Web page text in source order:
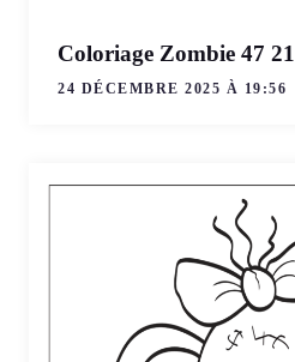
Coloriage Zombie 47 21
24 DÉCEMBRE 2025 À 19:56